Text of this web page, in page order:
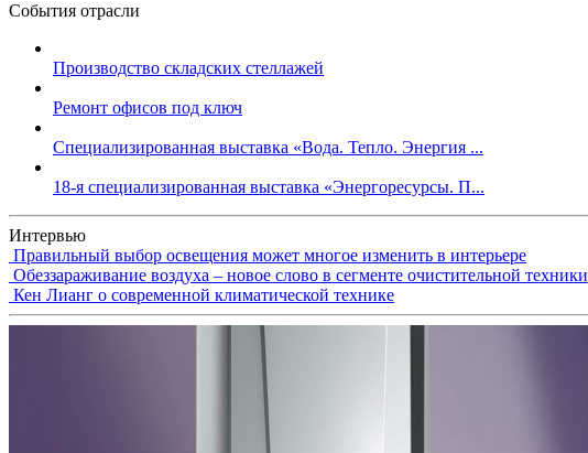
События отрасли
Производство складских стеллажей
Ремонт офисов под ключ
Специализированная выставка «Вода. Тепло. Энергия ...
18-я специализированная выставка «Энергоресурсы. П...
Интервью
Правильный выбор освещения может многое изменить в интерьере
Обеззараживание воздуха – новое слово в сегменте очистительной техники
Кен Лианг о современной климатической технике